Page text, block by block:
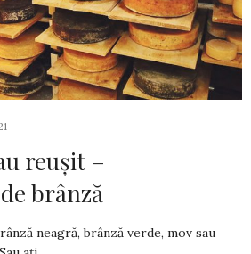
reușit –
brânză
neagră, brânză verde, mov sau